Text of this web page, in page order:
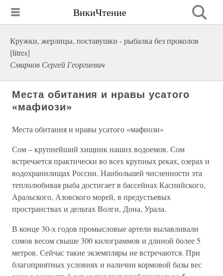
ВикиЧтение
Кружки, жерлицы, поставушки - рыбалка без проколов
[litres]
Смирнов Сергей Георгиевич
Места обитания и нравы усатого
«мафиози»
Места обитания и нравы усатого «мафиози»
Сом – крупнейший хищник наших водоемов. Сом
встречается практически во всех крупных реках, озерах и
водохранилищах России. Наибольшей численности эта
теплолюбивая рыба достигает в бассейнах Каспийского,
Аральского, Азовского морей, в предустьевых
пространствах и дельтах Волги, Дона, Урала.
В конце 30-х годов промысловые артели вылавливали
сомов весом свыше 300 килограммов и длиной более 5
метров. Сейчас такие экземпляры не встречаются. При
благоприятных условиях и наличии кормовой базы вес